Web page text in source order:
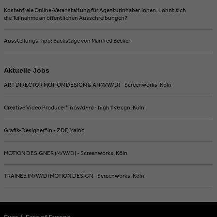
Kostenfreie Online-Veranstaltung für Agenturinhaber:innen: Lohnt sich
die Teilnahme an öffentlichen Ausschreibungen?
Ausstellungs Tipp: Backstage von Manfred Becker
Aktuelle Jobs
ART DIRECTOR MOTION DESIGN & AI (M/W/D) - Screenworks, Köln
Creative Video Producer*in (w/d/m) - high five cgn, Köln
Grafik-Designer*in - ZDF, Mainz
MOTION DESIGNER (M/W/D) - Screenworks, Köln
TRAINEE (M/W/D) MOTION DESIGN - Screenworks, Köln